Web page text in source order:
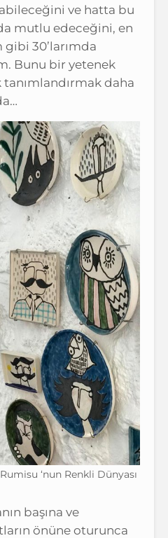
ve hatta bu
mutlu edeceğini, en
30’larımda
Bunu bir yetenek
daha
‘nun Renkli Dünyası
başına ve
önüne oturunca